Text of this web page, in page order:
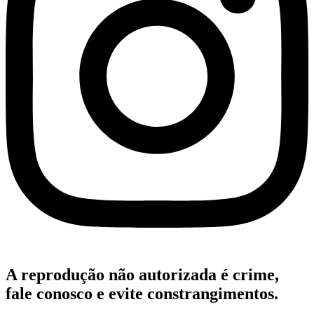
A reprodução não autorizada é crime,
fale conosco e evite constrangimentos.